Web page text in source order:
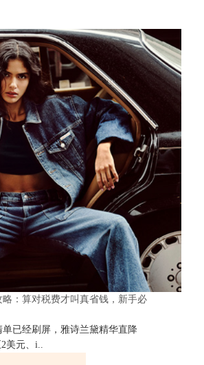
略：算对税费才叫真省钱，新手必
单已经刷屏，雅诗兰黛精华直降
美元、i..